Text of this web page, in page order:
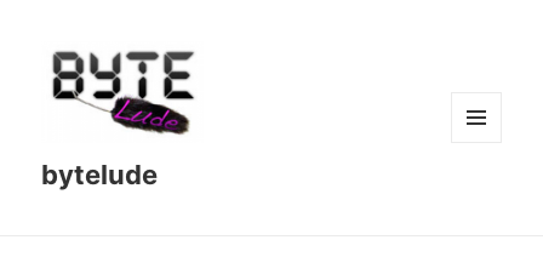
bytelude